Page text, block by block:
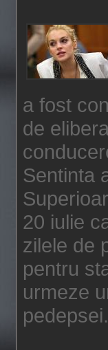
a fost
de
Sentinta
20 iulie
zilele de
pentru
urmeze